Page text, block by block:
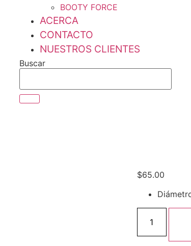
BOOTY FORCE
ACERCA
CONTACTO
NUESTROS CLIENTES
Buscar
$65.00
GTZ-
3021R
BALANCE
YOGA